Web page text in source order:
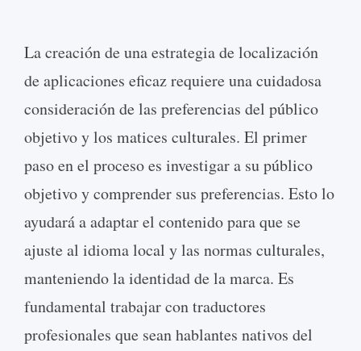
La creación de una estrategia de localización
de aplicaciones eficaz requiere una cuidadosa
consideración de las preferencias del público
objetivo y los matices culturales. El primer
paso en el proceso es investigar a su público
objetivo y comprender sus preferencias. Esto lo
ayudará a adaptar el contenido para que se
ajuste al idioma local y las normas culturales,
manteniendo la identidad de la marca. Es
fundamental trabajar con traductores
profesionales que sean hablantes nativos del